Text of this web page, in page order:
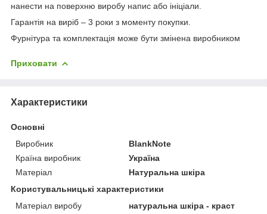
нанести на поверхню виробу напис або ініціали.
Гарантія на виріб – 3 роки з моменту покупки.
Фурнітура та комплектація може бути змінена виробником
Приховати
Характеристики
Основні
Виробник
BlankNote
Країна виробник
Україна
Матеріал
Натуральна шкіра
Користувальницькі характеристики
Матеріал виробу
натуральна шкіра - краст